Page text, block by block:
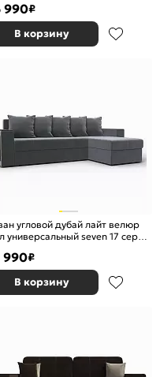
990₽
В корзину
угловой дубай лайт велюр
универсальный seven 17 серый
990₽
В корзину